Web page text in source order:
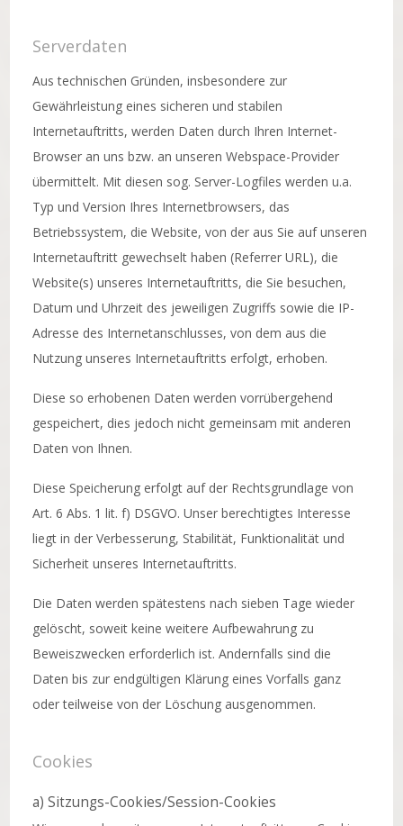
Serverdaten
Aus technischen Gründen, insbesondere zur
Gewährleistung eines sicheren und stabilen
Internetauftritts, werden Daten durch Ihren Internet-
Browser an uns bzw. an unseren Webspace-Provider
übermittelt. Mit diesen sog. Server-Logfiles werden u.a.
Typ und Version Ihres Internetbrowsers, das
Betriebssystem, die Website, von der aus Sie auf unseren
Internetauftritt gewechselt haben (Referrer URL), die
Website(s) unseres Internetauftritts, die Sie besuchen,
Datum und Uhrzeit des jeweiligen Zugriffs sowie die IP-
Adresse des Internetanschlusses, von dem aus die
Nutzung unseres Internetauftritts erfolgt, erhoben.
Diese so erhobenen Daten werden vorrübergehend
gespeichert, dies jedoch nicht gemeinsam mit anderen
Daten von Ihnen.
Diese Speicherung erfolgt auf der Rechtsgrundlage von
Art. 6 Abs. 1 lit. f) DSGVO. Unser berechtigtes Interesse
liegt in der Verbesserung, Stabilität, Funktionalität und
Sicherheit unseres Internetauftritts.
Die Daten werden spätestens nach sieben Tage wieder
gelöscht, soweit keine weitere Aufbewahrung zu
Beweiszwecken erforderlich ist. Andernfalls sind die
Daten bis zur endgültigen Klärung eines Vorfalls ganz
oder teilweise von der Löschung ausgenommen.
Cookies
a) Sitzungs-Cookies/Session-Cookies